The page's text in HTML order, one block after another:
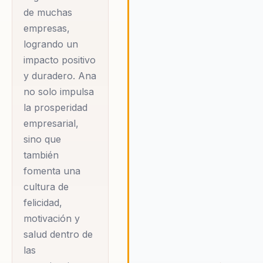
en rentabilidad,
bienestar y ventas.
El compromiso de
Ana con la
excelencia y el
desarrollo humano
se refleja en su
filosofía de trabajo,
que aboga por la
creación de un
ambiente de trabajo
donde la libertad
personal y la pasión
de muchas
empresas,
logrando un
impacto positivo
y duradero. Ana
no solo impulsa
la prosperidad
empresarial,
sino que
también
fomenta una
cultura de
felicidad,
motivación y
salud dentro de
las